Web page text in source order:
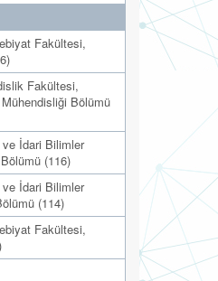
Fakültesi,
Fakültesi,
Bölümü
İdari Bilimler
(116)
İdari Bilimler
(114)
Fakültesi,